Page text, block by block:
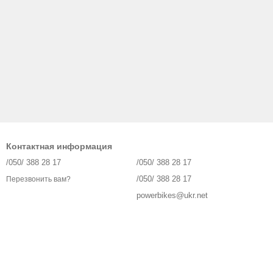
Контактная информация
/050/ 388 28 17
Перезвонить вам?
/050/ 388 28 17
/050/ 388 28 17
powerbikes@ukr.net